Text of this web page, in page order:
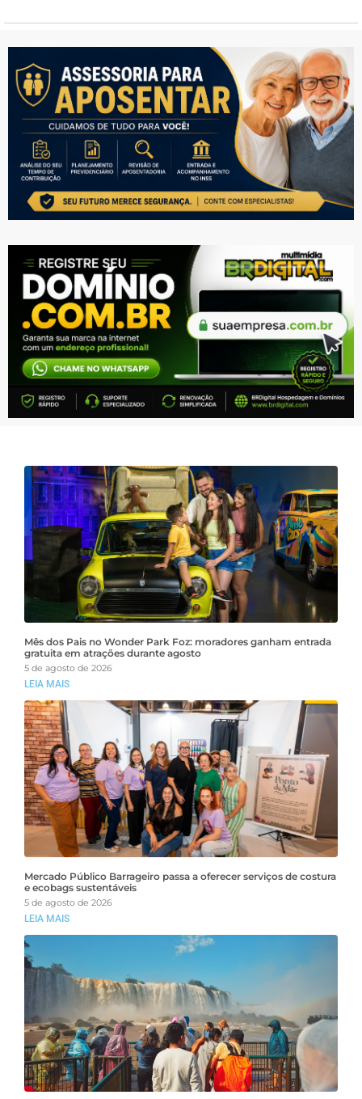
Mês dos Pais no Wonder Park Foz: moradores ganham entrada
gratuita em atrações durante agosto
5 de agosto de 2026
LEIA MAIS
Mercado Público Barrageiro passa a oferecer serviços de costura
e ecobags sustentáveis
5 de agosto de 2026
LEIA MAIS